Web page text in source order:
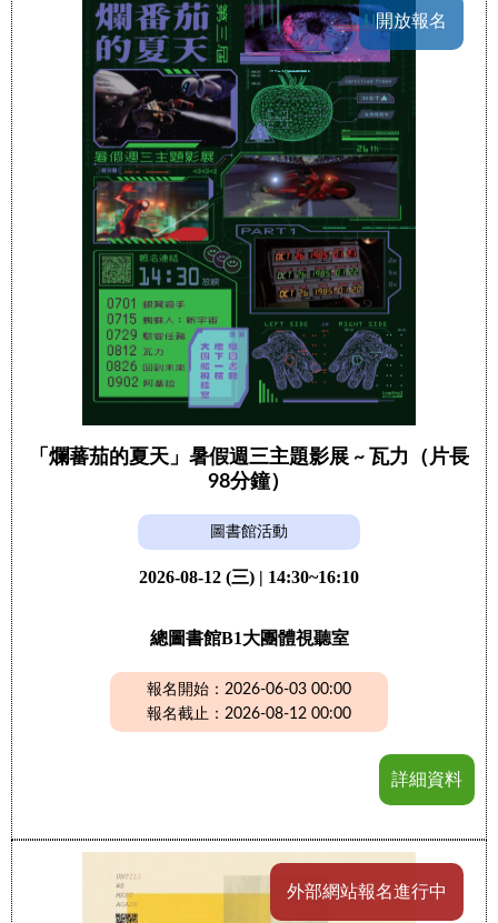
開放報名
「爛蕃茄的夏天」暑假週三主題影展 ~ 瓦力（片長
98分鐘）
圖書館活動
2026-08-12 (三) | 14:30~16:10
總圖書館B1大團體視聽室
報名開始：2026-06-03 00:00
報名截止：2026-08-12 00:00
詳細資料
外部網站報名進行中